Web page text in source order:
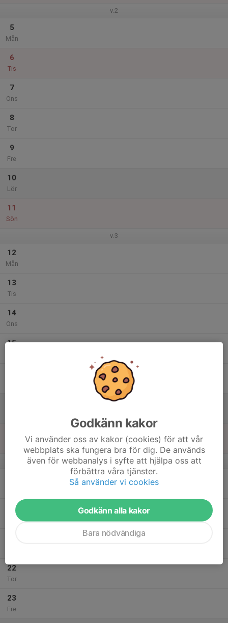
v.2
5
Mån
6
Tis
7
Ons
8
Tor
9
Fre
10
Lör
11
Sön
v.3
12
Mån
13
Tis
14
Ons
15
v.4
20
22
Tor
23
Fre
Godkänn kakor
Vi använder oss av kakor (cookies) för att vår
webbplats ska fungera bra för dig. De används
även för webbanalys i syfte att hjälpa oss att
förbättra våra tjänster.
Så använder vi cookies
Godkänn alla kakor
Bara nödvändiga